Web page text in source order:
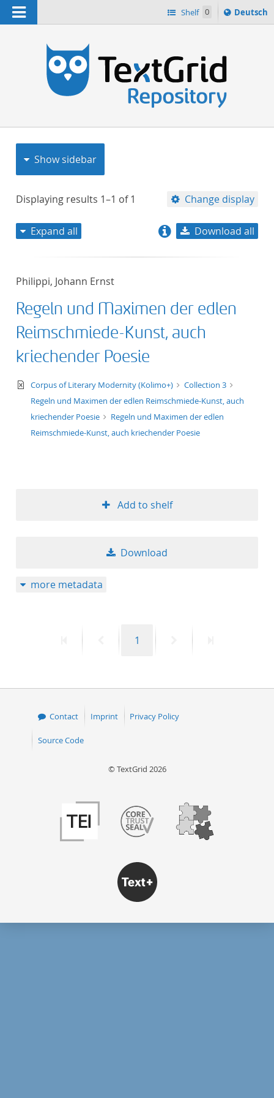
Navigation Shelf 0
Sprache
ï¿½ndern
Deutsch
Show sidebar
Displaying results 1–1 of1 Change display
title descending
format
publication date
Expand all Download all
Philippi, Johann Ernst
Regeln und Maximen der edlen
Reimschmiede-Kunst, auch
kriechender Poesie
text/xml
Corpus of Literary Modernity (Kolimo+)
Collection 3
Regeln und Maximen der edlen Reimschmiede-Kunst, auch
kriechender Poesie
Regeln und Maximen der edlen
Reimschmiede-Kunst, auch kriechender Poesie
Add to shelf
Download
more metadata
PreviousPage
1
Contact Imprint Privacy Policy
Source Code
© TextGrid 2026